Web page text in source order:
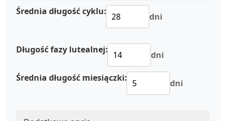
Średnia długość cyklu: dni
Długość fazy lutealnej: dni
Średnia długość miesiączki: dni